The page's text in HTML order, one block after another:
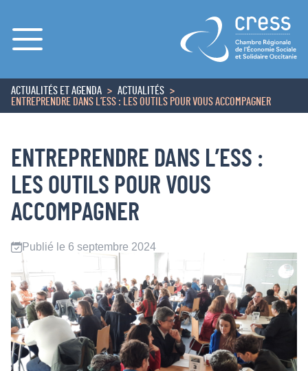
Menu
ACCUEIL
ACTUALITÉS ET AGENDA
ACTUALITÉS
ENTREPRENDRE DANS L’ESS : LES OUTILS POUR VOUS ACCOMPAGNER
ENTREPRENDRE DANS L’ESS :
LES OUTILS POUR VOUS
ACCOMPAGNER
Publié le 6 septembre 2024